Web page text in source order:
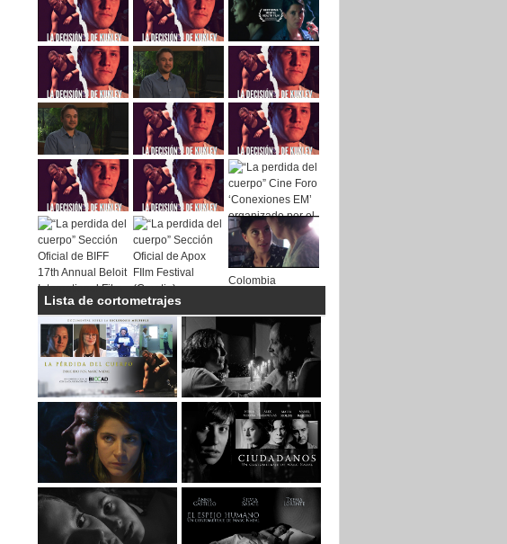
Lista de cortometrajes